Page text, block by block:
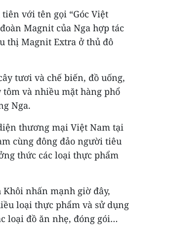
với tên gọi “Góc Việt
Magnit của Nga hợp tác
thị Magnit Extra ở thủ đô
tươi và chế biến, đồ uống,
và nhiều mặt hàng phổ
Nga.
thương mại Việt Nam tại
cùng đông đảo người tiêu
thức các loại thực phẩm
nhấn mạnh giờ đây,
loại thực phẩm và sử dụng
loại đồ ăn nhẹ, đóng gói…